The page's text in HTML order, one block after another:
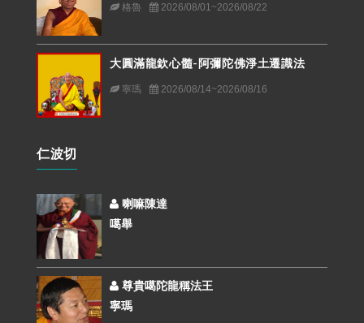
格魯 2026/08/01~2026/08/22
大圓滿龍欽心髓-阿彌陀佛淨土遷識法
寧瑪 2026/08/14~2026/08/16
仁波切
喇嘛陳達
噶舉
尊貴噶陀龍稱法王
寧瑪